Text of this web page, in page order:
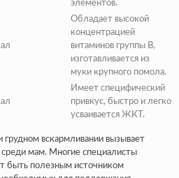
элементов.
Обладает высокой
концентрацией
витаминов группы B,
изготавливается из
муки крупного помола.
Имеет специфический
привкус, быстро и легко
усваивается ЖКТ.
грудном вскармливании вызывает
мам. Многие специалисты
быть полезным источником